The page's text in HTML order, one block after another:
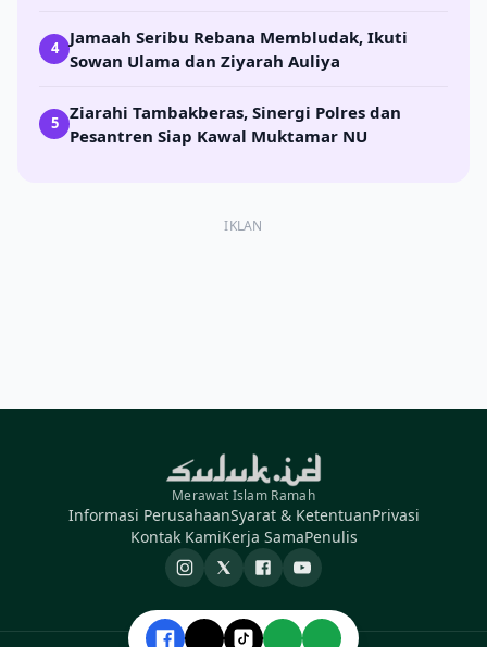
4
Jamaah Seribu Rebana Membludak, Ikuti
Sowan Ulama dan Ziyarah Auliya
5
Ziarahi Tambakberas, Sinergi Polres dan
Pesantren Siap Kawal Muktamar NU
IKLAN
Merawat Islam Ramah
Informasi PerusahaanSyarat & KetentuanPrivasi
Kontak KamiKerja SamaPenulis
Instagram
X FacebookYouTube